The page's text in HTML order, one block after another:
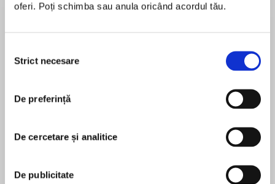
oferi. Poți schimba sau anula oricând acordul tău.
consimțământului
Strict necesare
De preferință
De cercetare și analitice
De publicitate
În timp ce declarăm numeroase motivații nobile
loialitate, compasiune – alte motivații mai puțin
nobile se ascund, de obicei, în fundal — și ne
este greu să le examinăm direct, pentru că nu
ne place să vorbim și nici măcar să ne gândim la
despre toate motivațiile care ne determină
MAI MULT
pentru această carte